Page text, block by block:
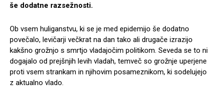
še dodatne razsežnosti.
Ob vsem huliganstvu, ki se je med epidemijo še dodatno
povečalo, levičarji večkrat na dan tako ali drugače izrazijo
kakšno grožnjo s smrtjo vladajočim politikom. Seveda se to ni
dogajalo od prejšnjih levih vladah, temveč so grožnje uperjene
proti vsem strankam in njihovim posameznikom, ki sodelujejo
z aktualno vlado.